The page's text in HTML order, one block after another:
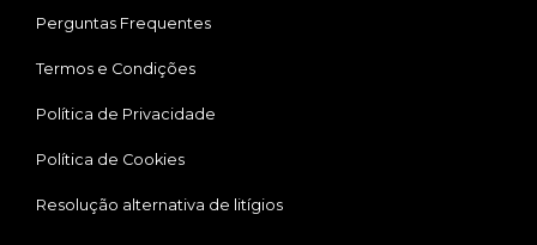
Perguntas Frequentes
Termos e Condições
Política de Privacidade
Política de Cookies
Resolução alternativa de litígios